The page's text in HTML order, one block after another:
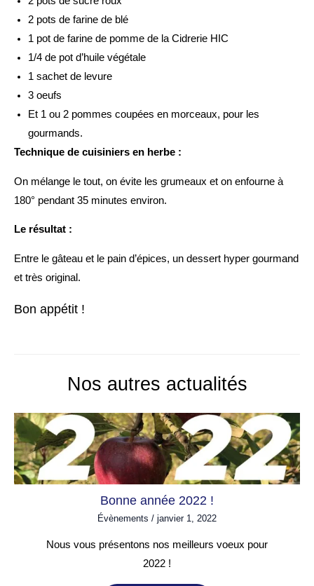
2 pots de farine de blé
1 pot de farine de pomme de la Cidrerie HIC
1/4 de pot d’huile végétale
1 sachet de levure
3 oeufs
Et 1 ou 2 pommes coupées en morceaux, pour les
gourmands.
Technique de cuisiniers en herbe :
On mélange le tout, on évite les grumeaux et on enfourne à
180° pendant 35 minutes environ.
Le résultat :
Entre le gâteau et le pain d’épices, un dessert hyper gourmand
et très original.
Bon appétit !
Nos autres actualités
Bonne année 2022 !
Évènements / janvier 1, 2022
Nous vous présentons nos meilleurs voeux pour
2022 !